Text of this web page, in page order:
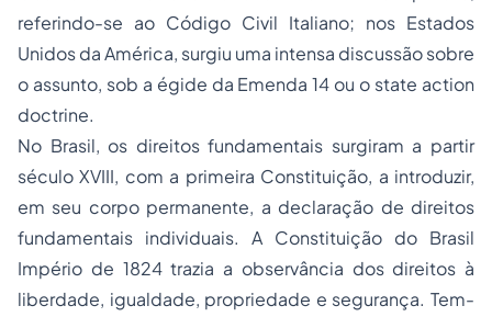
referindo-se ao Código Civil Italiano; nos Estados
Unidos da América, surgiu uma intensa discussão sobre
o assunto, sob a égide da Emenda 14 ou o state action
doctrine.
No Brasil, os direitos fundamentais surgiram a partir
século XVIII, com a primeira Constituição, a introduzir,
em seu corpo permanente, a declaração de direitos
fundamentais individuais. A Constituição do Brasil
Império de 1824 trazia a observância dos direitos à
liberdade, igualdade, propriedade e segurança. Tem-